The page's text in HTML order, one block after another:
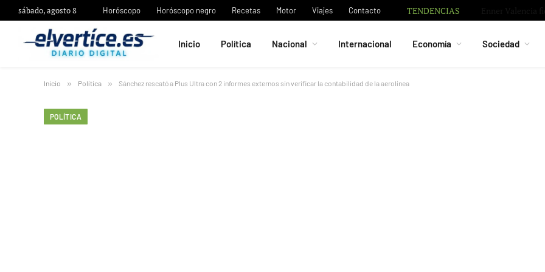
sábado, agosto 8 Horóscopo Horóscopo negro Recetas Motor Viajes Contacto TENDENCIAS
Inicio Política Nacional Internacional Economía Sociedad
Inicio » Política » Sánchez rescató a Plus Ultra con 2 informes externos sin verificar la contabilidad de la aerolínea
POLÍTICA